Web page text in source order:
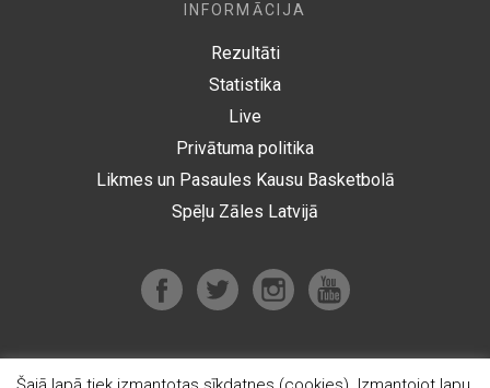
INFORMĀCIJA
Rezultāti
Statistika
Live
Privātuma politika
Likmes un Pasaules Kausu Basketbolā
Spēļu Zāles Latvijā